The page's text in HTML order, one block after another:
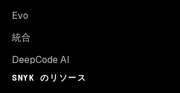
Evo
統合
DeepCode AI
SNYK のリソース